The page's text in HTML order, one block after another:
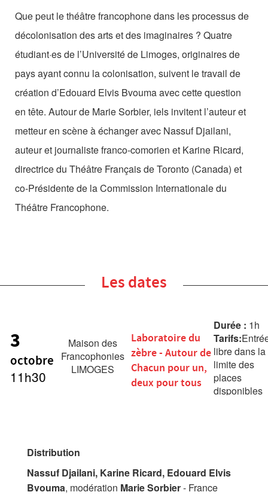
PROJET ARTISTIQUE
Équipe
le Pole Francophone à Limoges
Missions
Que peut le théâtre francophone dans les processus de
décolonisation des arts et des imaginaires ? Quatre
étudiant·es de l’Université de Limoges, originaires de
pays ayant connu la colonisation, suivent le travail de
création d’Edouard Elvis Bvouma avec cette question
en tête. Autour de Marie Sorbier, iels invitent l’auteur et
metteur en scène à échanger avec Nassuf Djailani,
auteur et journaliste franco-comorien et Karine Ricard,
directrice du Théâtre Français de Toronto (Canada) et
co-Présidente de la Commission Internationale du
Théâtre Francophone.
Les dates
3
octobre
11h30
Maison des
Francophonies
LIMOGES
Laboratoire du
zèbre - Autour de
Chacun pour un,
deux pour tous
Durée : 1h
Tarifs:
libre dans la
limite des
places
disponibles
Distribution
Nassuf Djailani, Karine Ricard, Edouard Elvis
Bvouma, modération Marie Sorbier- France